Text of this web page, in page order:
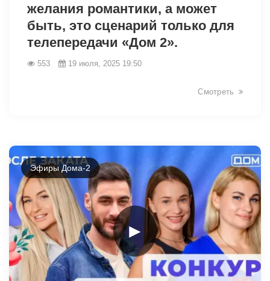
желания романтики, а может
быть, это сценарий только для
телепередачи «Дом 2».
553 19 июля, 2025 19:50
Смотреть
►
Эфиры Дома-2